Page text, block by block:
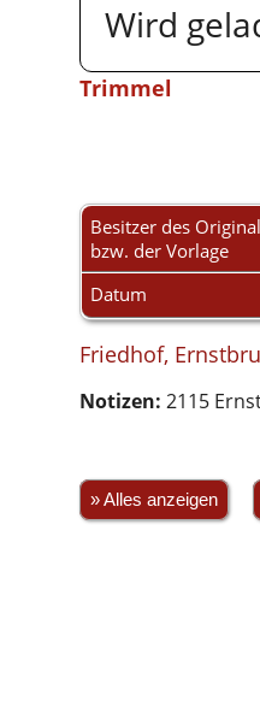
Wird
Trimmel
Besitzer des
bzw. der Vorlage
Datum
Friedhof,
Notizen: 2115
» Alles anzeigen